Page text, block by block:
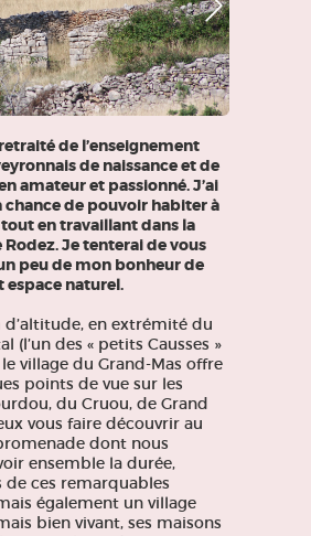
de l’enseignement
de naissance et de
amateur et passionné. J’ai
chance de pouvoir habiter à
en travaillant dans la
Je tenterai de vous
peu de mon bonheur de
espace naturel.
d’altitude, en extrémité du
(l’un des « petits Causses »
village du Grand-Mas offre
points de vue sur les
du Cruou, de Grand
vous faire découvrir au
dont nous
ensemble la durée,
de ces remarquables
également un village
bien vivant, ses maisons